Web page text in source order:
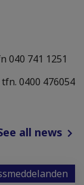
040 741 1251
0400 476054
all news